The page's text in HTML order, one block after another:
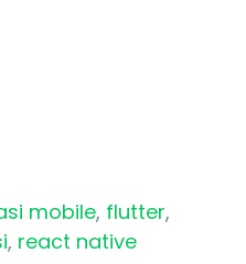
mobile, flutter,
, react native